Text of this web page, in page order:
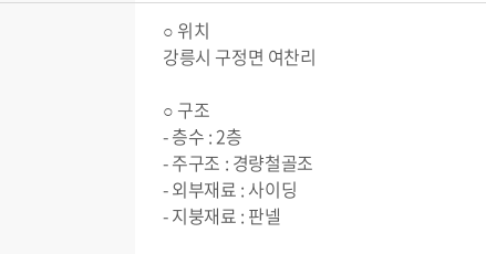
○ 위치
강릉시 구정면 여찬리
○ 구조
- 층수 : 2층
- 주구조 : 경량철골조
- 외부재료 : 사이딩
- 지붕재료 : 판넬